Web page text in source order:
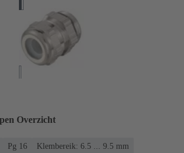
Overzicht
Pg 16
Klembereik: 6.5 ... 9.5 mm